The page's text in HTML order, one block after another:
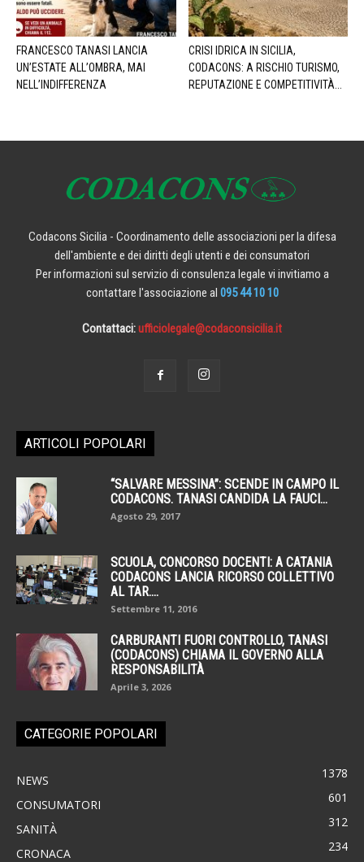
FRANCESCO TANASI LANCIA
UN’ESTATE ALL’OMBRA, MAI
NELL’INDIFFERENZA
CRISI IDRICA IN SICILIA,
CODACONS: A RISCHIO TURISMO,
REPUTAZIONE E COMPETITIVITÀ...
Codacons Sicilia - Coordinamento delle associazioni per la difesa
dell'ambiente e dei diritti degli utenti e dei consumatori
Per informazioni sul servizio di consulenza legale vi invitiamo a
contattare l'associazione al 095 44 10 10
Contattaci:ufficiolegale@codaconsicilia.it
ARTICOLI POPOLARI
“SALVARE MESSINA”: SCENDE IN CAMPO IL
CODACONS. TANASI CANDIDA LA FAUCI...
Agosto 29, 2017
SCUOLA, CONCORSO DOCENTI: A CATANIA
CODACONS LANCIA RICORSO COLLETTIVO
AL TAR....
Settembre 11, 2016
CARBURANTI FUORI CONTROLLO, TANASI
(CODACONS) CHIAMA IL GOVERNO ALLA
RESPONSABILITÀ
Aprile 3, 2026
CATEGORIE POPOLARI
NEWS 1378
CONSUMATORI 601
SANITÀ 312
CRONACA 234